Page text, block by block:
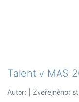
Talent v MAS
Autor: | Zveřejněno: